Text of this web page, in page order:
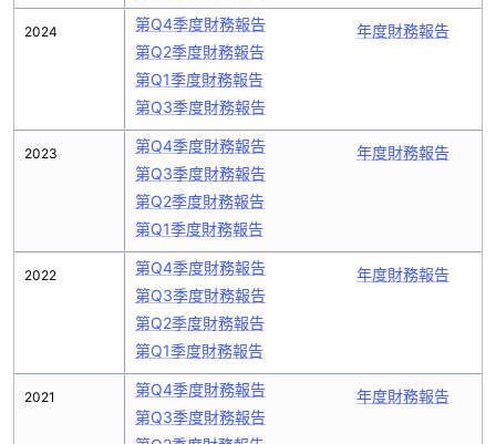
2024
2023
2022
2021
第Q4季度財務報告
第Q2季度財務報告
第Q1季度財務報告
第Q3季度財務報告
年度財務報告
第Q4季度財務報告
第Q3季度財務報告
第Q2季度財務報告
第Q1季度財務報告
年度財務報告
第Q4季度財務報告
第Q3季度財務報告
第Q2季度財務報告
第Q1季度財務報告
年度財務報告
第Q4季度財務報告
第Q3季度財務報告
年度財務報告